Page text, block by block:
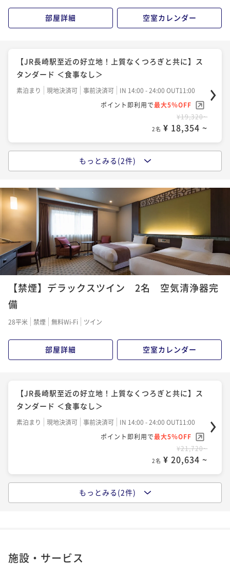
2名 ¥ 20,976 ~
部屋詳細 空室カレンダー
【JR長崎駅至近の好立地！上質なくつろぎと共に】ス
タンダード ＜食事なし＞
素泊まり 現地決済可 事前決済可
IN 14:00 - 24:00 OUT11:00
ポイント即利用で最大5％OFF
¥19,320~
2名 ¥ 18,354 ~
【事前決済限定でお得に】スタンダード ＜朝食付＞
ポイント即利用で最大5％OFF
2名 ¥ 22,154 ~
【地元長崎の食材を使用した朝ごはんで活力を】スタ
ンダード ＜朝食付＞
朝食付き 現地決済可 事前決済可
IN 14:00 - 24:00 OUT11:00
もっとみる(2件)
【禁煙】デラックスツイン 2名 空気清浄器完
備
28平米 禁煙 無料Wi-Fi ツイン
部屋詳細 空室カレンダー
【JR長崎駅至近の好立地！上質なくつろぎと共に】ス
タンダード ＜食事なし＞
素泊まり 現地決済可 事前決済可
IN 14:00 - 24:00 OUT11:00
ポイント即利用で最大5％OFF
¥21,720~
2名 ¥ 20,634 ~
【事前決済限定でお得に】スタンダード ＜朝食付＞
もっとみる(2件)
施設・サービス